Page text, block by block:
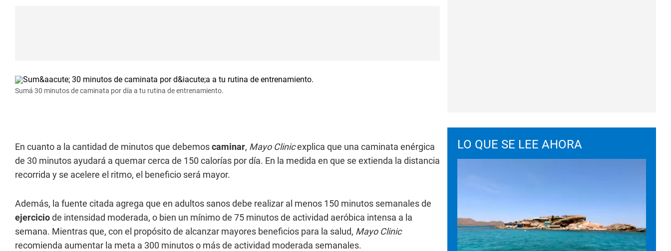
Sumá 30 minutos de caminata por día a tu rutina de entrenamiento.
En cuanto a la cantidad de minutos que debemoscaminar, Mayo Clinicexplica que una caminata enérgica
de 30 minutos ayudará a quemar cerca de 150 calorías por día. En la medida en que se extienda la distancia
recorrida y se acelere el ritmo, el beneficio será mayor.
Además, la fuente citada agrega que en adultos sanos debe realizar al menos 150 minutos semanales de
ejerciciode intensidad moderada, o bien un mínimo de 75 minutos de actividad aeróbica intensa a la
semana. Mientras que, con el propósito de alcanzar mayores beneficios para la salud, Mayo Clinic
recomienda aumentar la meta a 300 minutos o más de actividad moderada semanales.
LO QUE SE LEE AHORA